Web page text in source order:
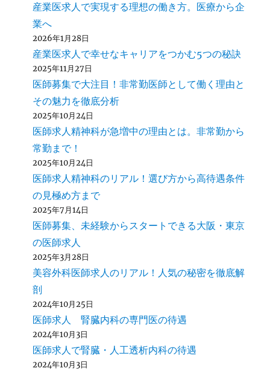
産業医求人で実現する理想の働き方。医療から企
業へ
2026年1月28日
産業医求人で幸せなキャリアをつかむ5つの秘訣
2025年11月27日
医師募集で大注目！非常勤医師として働く理由と
その魅力を徹底分析
2025年10月24日
医師求人精神科が急増中の理由とは。非常勤から
常勤まで！
2025年10月24日
医師求人精神科のリアル！選び方から高待遇条件
の見極め方まで
2025年7月14日
医師募集、未経験からスタートできる大阪・東京
の医師求人
2025年3月28日
美容外科医師求人のリアル！人気の秘密を徹底解
剖
2024年10月25日
医師求人 腎臓内科の専門医の待遇
2024年10月3日
医師求人で腎臓・人工透析内科の待遇
2024年10月3日